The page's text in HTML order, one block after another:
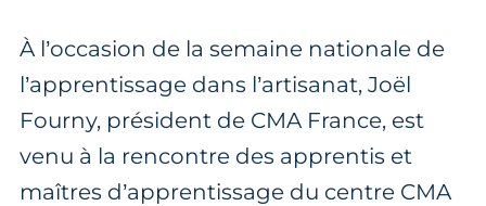
À l’occasion de la semaine nationale de
l’apprentissage dans l’artisanat, Joël
Fourny, président de CMA France, est
venu à la rencontre des apprentis et
maîtres d’apprentissage du centre CMA